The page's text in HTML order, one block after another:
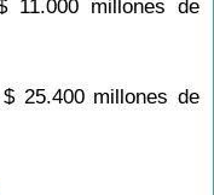
millones de
25.400 millones de